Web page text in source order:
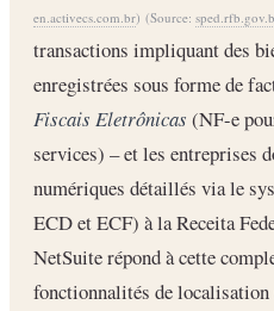
en.activecs.com.br) (Source:
transactions impliquant des
enregistrées sous forme de
Fiscais Eletrônicas (NF-e
services) – et les entreprises
numériques détaillés via le
ECD et ECF) à la Receita
NetSuite répond à cette
fonctionnalités de